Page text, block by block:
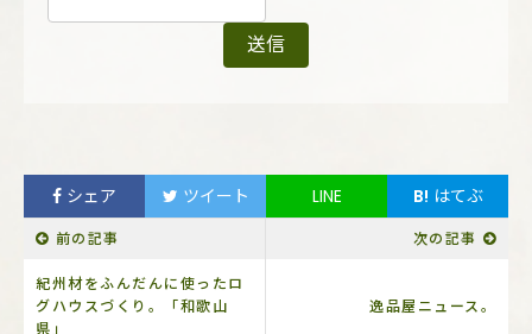
シェア ツイート LINE B! はてぶ
前の記事
紀州材をふんだんに使ったロ
グハウスづくり。「和歌山
県」
次の記事
逸品屋ニュース。